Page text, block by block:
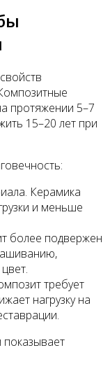
протяжении 5–7
15–20 лет при
Керамика
и меньше
более подвержен
требует
нагрузку на